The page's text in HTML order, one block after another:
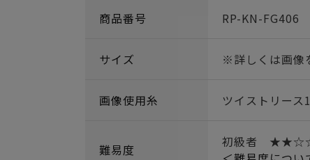
商品番号 RP-KN-FG406
サイズ ※詳しくは画像
画像使用糸 ツイストリース
難易度
初級者